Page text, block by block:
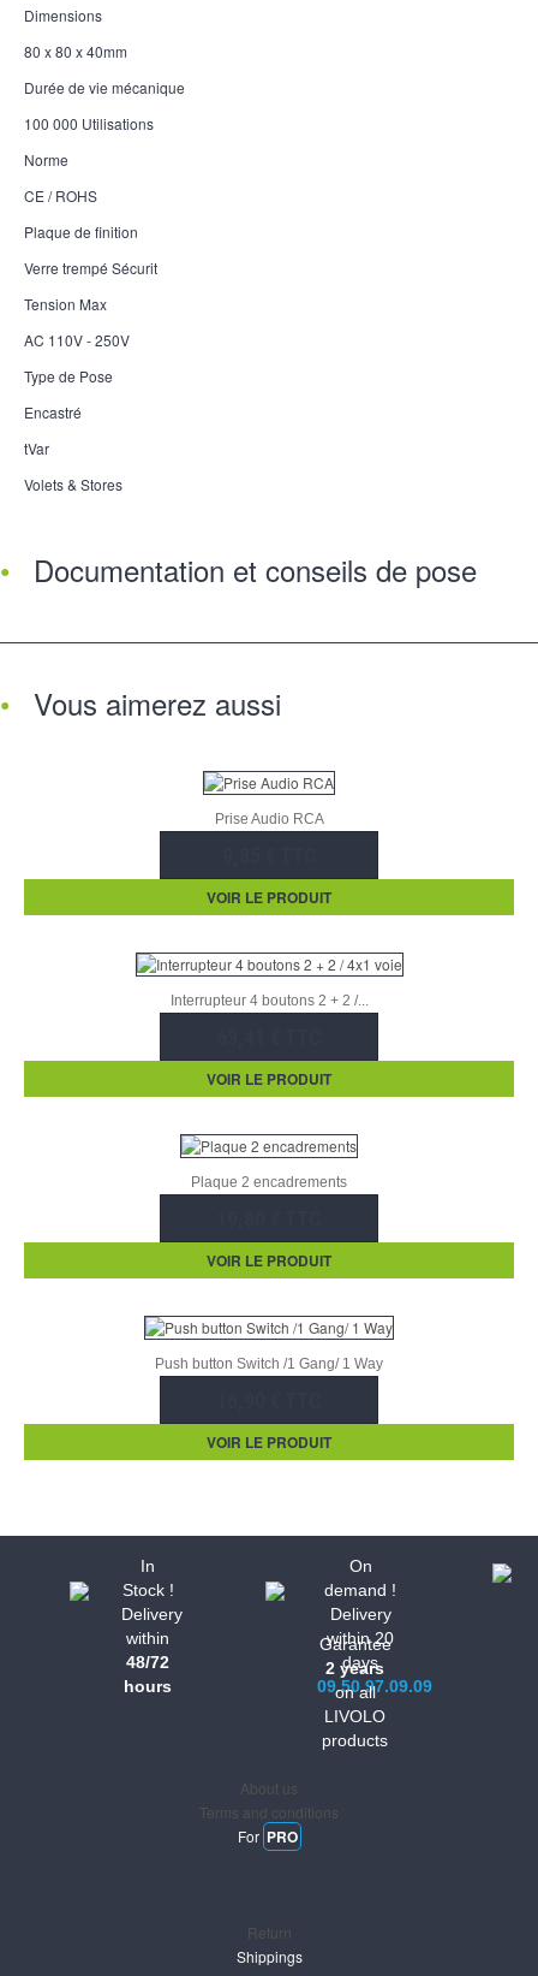
Dimensions
80 x 80 x 40mm
Durée de vie mécanique
100 000 Utilisations
Norme
CE / ROHS
Plaque de finition
Verre trempé Sécurit
Tension Max
AC 110V - 250V
Type de Pose
Encastré
tVar
Volets & Stores
Documentation et conseils de pose
Vous aimerez aussi
Prise Audio RCA
VOIR LE PRODUIT
Interrupteur 4 boutons 2 + 2 /...
VOIR LE PRODUIT
Plaque 2 encadrements
VOIR LE PRODUIT
Push button Switch /1 Gang/ 1 Way
VOIR LE PRODUIT
In
Stock !
Delivery
within
48/72
hours
On
demand !
Delivery
within 20
days
09.50.97.09.09
Garantee
2 years
on all
LIVOLO
products
About us
Terms and conditions
For PRO
Return
Shippings